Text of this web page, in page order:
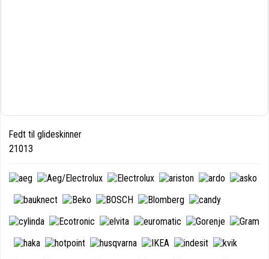
Fedt til glideskinner
21013